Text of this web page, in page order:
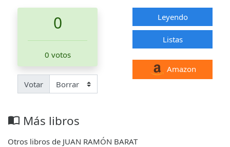
0
0 votos
Votar
Leyendo
Listas
Amazon
import_contacts Más libros
Otros libros de JUAN RAMÓN BARAT